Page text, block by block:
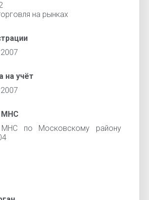
на рынках
на учёт
МНС
МНС по Московскому району